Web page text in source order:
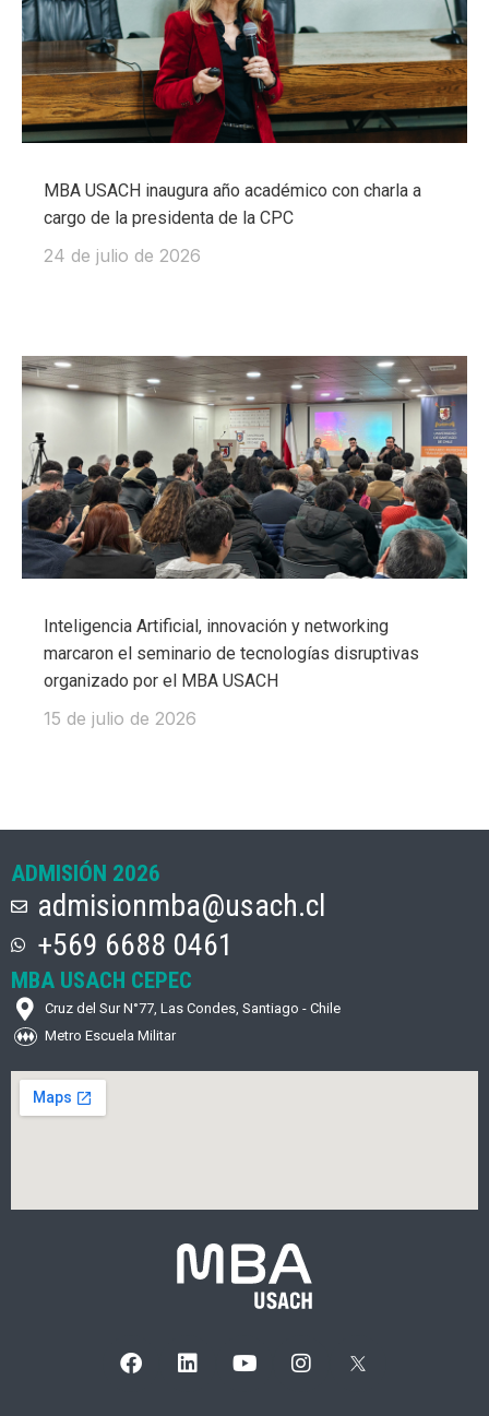
MBA USACH inaugura año académico con charla a
cargo de la presidenta de la CPC
24 de julio de 2026
Inteligencia Artificial, innovación y networking
marcaron el seminario de tecnologías disruptivas
organizado por el MBA USACH
15 de julio de 2026
ADMISIÓN 2026
admisionmba@usach.cl
+569 6688 0461
MBA USACH CEPEC
Cruz del Sur N°77, Las Condes, Santiago - Chile
Metro Escuela Militar